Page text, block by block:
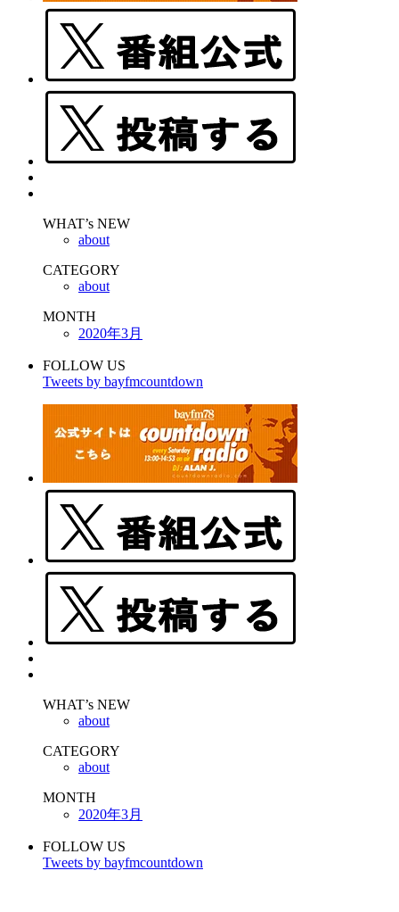
WHAT’s NEW
about
CATEGORY
about
MONTH
2020年3月
FOLLOW US
Tweets by bayfmcountdown
WHAT’s NEW
about
CATEGORY
about
MONTH
2020年3月
FOLLOW US
Tweets by bayfmcountdown